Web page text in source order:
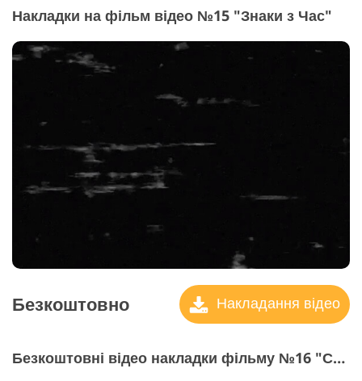
Накладки на фільм відео №15 "Знаки з Час"
Безкоштовно Накладання відео
Безкоштовні відео накладки фільму №16 "Стекси з Light"